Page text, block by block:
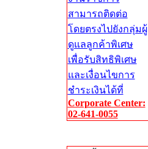
สามารถติดต่อ
โดยตรงไปยังกลุ่มผู้
ดูแลลูกค้าพิเศษ
เพื่อรับสิทธิพิเศษ
และเงื่อนไขการ
ชำระเงินได้ที่
Corporate Center:
02-641-0055